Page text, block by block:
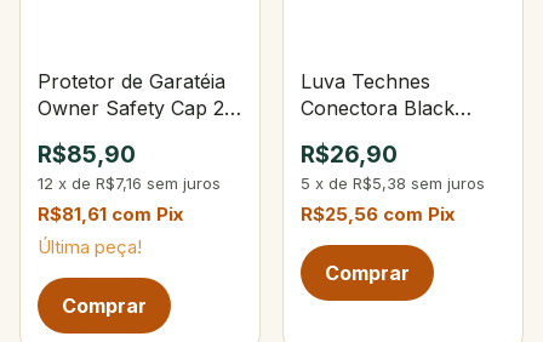
Protetor de Garatéia
Owner Safety Cap 2L
R$85,90
12 x de R$7,16 sem juros
R$81,61 com Pix
Última peça!
Luva Technes
Conectora Black
R$26,90
5 x de R$5,38 sem juros
R$25,56 com Pix